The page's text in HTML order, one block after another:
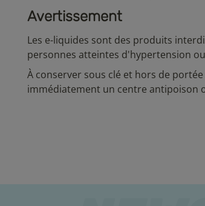
Avertissement
Les e-liquides sont des produits
personnes atteintes d'hypertension
À conserver sous clé et hors de
immédiatement un centre antipoison